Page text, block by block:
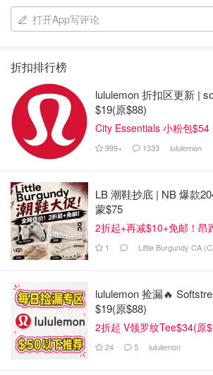
打开App写评论
折扣排行榜
lululemon 折扣区更新 |
$19(原$88)
City Essentials 小粉包$54
999+ 1333 lululemon
LB 潮鞋抄底 | NB 爆款
蒙$75
2折起+再减$10+免邮！昂
1 Little Burgundy CA
lululemon 捡漏🔥
$19(原$88)
2折起 V领罗纹Tee$34(原
24 5 lululemon